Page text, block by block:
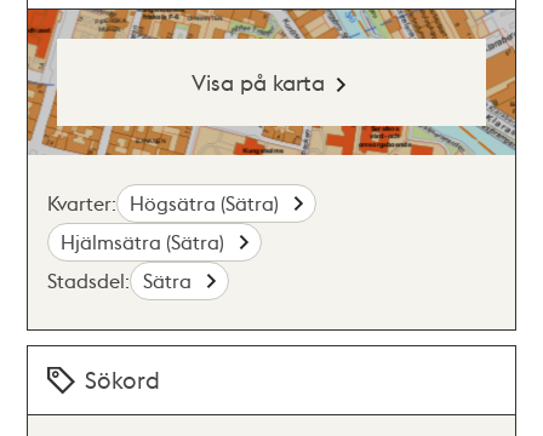
Visa på karta
Kvarter: Högsätra (Sätra)
Hjälmsätra (Sätra)
Stadsdel: Sätra
Sökord